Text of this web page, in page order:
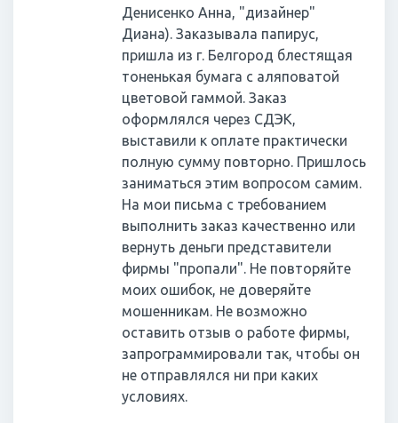
Денисенко Анна, "дизайнер"
Диана). Заказывала папирус,
пришла из г. Белгород блестящая
тоненькая бумага с аляповатой
цветовой гаммой. Заказ
оформлялся через СДЭК,
выставили к оплате практически
полную сумму повторно. Пришлось
заниматься этим вопросом самим.
На мои письма с требованием
выполнить заказ качественно или
вернуть деньги представители
фирмы "пропали". Не повторяйте
моих ошибок, не доверяйте
мошенникам. Не возможно
оставить отзыв о работе фирмы,
запрограммировали так, чтобы он
не отправлялся ни при каких
условиях.